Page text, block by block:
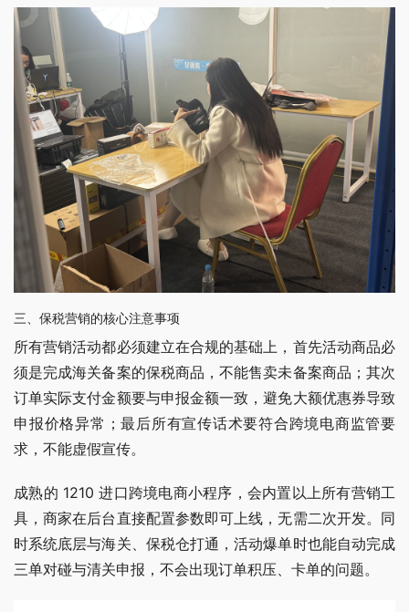
三、保税营销的核心注意事项
所有营销活动都必须建立在合规的基础上，首先活动商品必
须是完成海关备案的保税商品，不能售卖未备案商品；其次
订单实际支付金额要与申报金额一致，避免大额优惠券导致
申报价格异常；最后所有宣传话术要符合跨境电商监管要
求，不能虚假宣传。
成熟的 1210 进口跨境电商小程序，会内置以上所有营销工
具，商家在后台直接配置参数即可上线，无需二次开发。同
时系统底层与海关、保税仓打通，活动爆单时也能自动完成
三单对碰与清关申报，不会出现订单积压、卡单的问题。